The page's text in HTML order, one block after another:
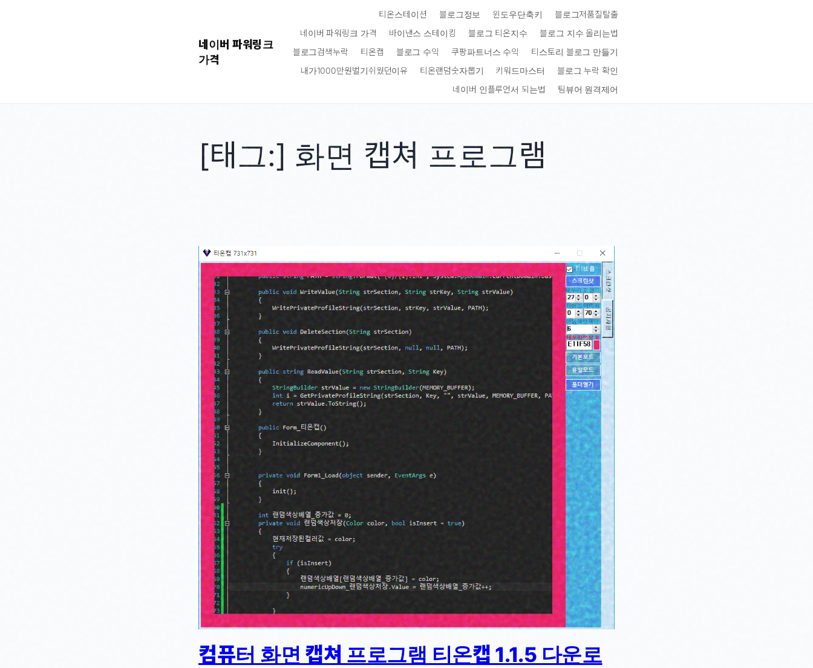
네이버 파워링크
가격
티온스테이션 블로그정보 윈도우단축키
블로그저품질탈출
네이버 파워링크 가격
바이낸스 스테이킹 블로그 티온지수
블로그 지수 올리는법
블로그검색누락
티온캡 블로그 수익 쿠팡파트너스 수익
티스토리 블로그 만들기
내가1000만원벌기쉬웠던이유
티온랜덤숫자뽑기 키워드마스터
블로그 누락 확인
네이버 인플루언서 되는법
팀뷰어 원격제어
[태그:] 화면 캡쳐 프로그램
컴퓨터 화면 캡쳐 프로그램 티온캡 1.1.5 다운로